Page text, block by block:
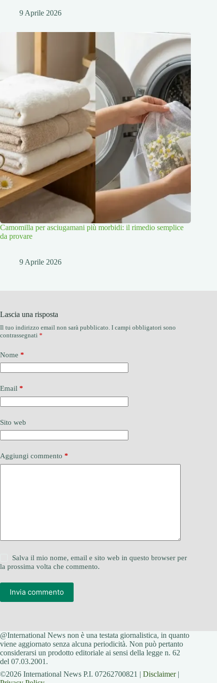
9 Aprile 2026
Camomilla per asciugamani più morbidi: il rimedio semplice
da provare
9 Aprile 2026
Lascia una risposta
Il tuo indirizzo email non sarà pubblicato. I campi obbligatori sono
contrassegnati *
Nome *
Email *
Sito web
Aggiungi commento *
Salva il mio nome, email e sito web in questo browser per
la prossima volta che commento.
Invia commento
@International News non è una testata giornalistica, in quanto
viene aggiornato senza alcuna periodicità. Non può pertanto
considerarsi un prodotto editoriale ai sensi della legge n. 62
del 07.03.2001.
©2026 International News P.I. 07262700821 | Disclaimer|